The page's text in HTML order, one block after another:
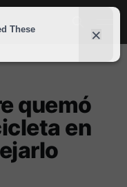
quemó
en